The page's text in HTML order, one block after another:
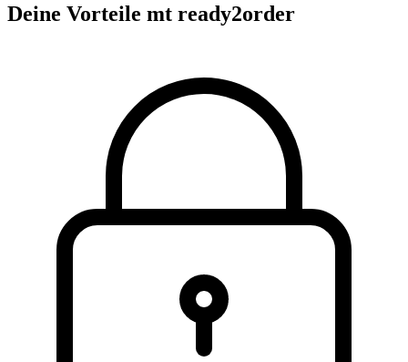
Deine Vorteile mt ready2order